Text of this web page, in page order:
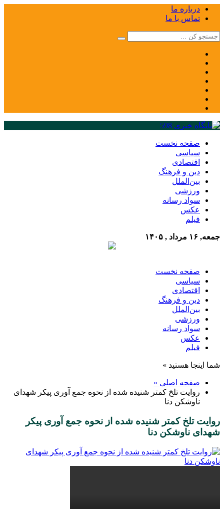
درباره ما
تماس با ما
صفحه نخست
سیاسی
اقتصادی
دین و فرهنگ
بین‌الملل
ورزشی
سواد رسانه
عکس
فیلم
جمعه, ۱۶ مرداد , ۱۴۰۵
صفحه نخست
سیاسی
اقتصادی
دین و فرهنگ
بین‌الملل
ورزشی
سواد رسانه
عکس
فیلم
شما اینجا هستید »
صفحه اصلی »
روایت تلخ کمتر شنیده شده از نحوه جمع آوری پیکر شهدای
ناوشکن دنا
روایت تلخ کمتر شنیده شده از نحوه جمع آوری پیکر
شهدای ناوشکن دنا